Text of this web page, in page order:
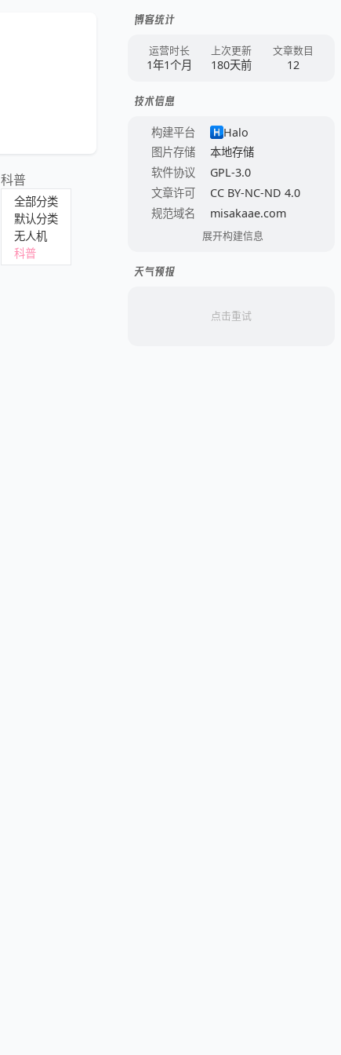
科普
全部分类
默认分类
无人机
科普
博客统计
运营时长
1年1个月
上次更新
180天前
文章数目
12
技术信息
构建平台
Halo
图片存储
本地存储
软件协议
GPL-3.0
文章许可
CC BY-NC-ND 4.0
规范域名
misakaae.com
展开构建信息
天气预报
点击重试